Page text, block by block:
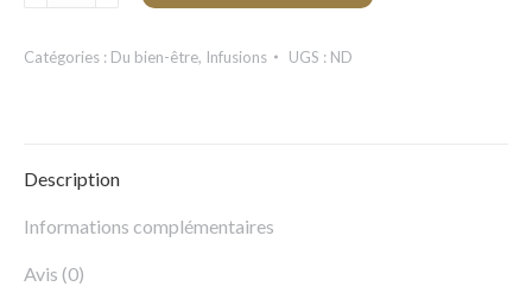
Camomille
Catégories : Du bien-être, Infusions UGS : ND
Description
Informations complémentaires
Avis (0)